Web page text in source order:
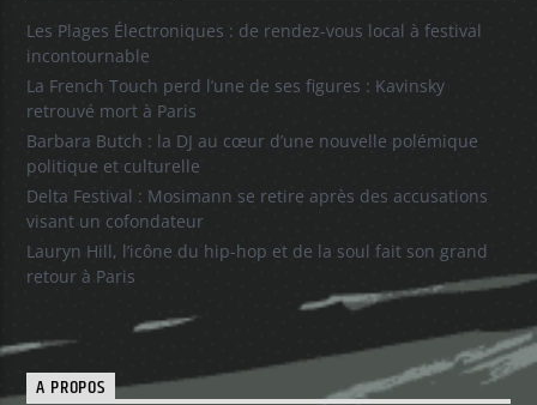
Les Plages Électroniques : de rendez-vous local à festival
incontournable
La French Touch perd l’une de ses figures : Kavinsky
retrouvé mort à Paris
Barbara Butch : la DJ au cœur d’une nouvelle polémique
politique et culturelle
Delta Festival : Mosimann se retire après des accusations
visant un cofondateur
Lauryn Hill, l’icône du hip-hop et de la soul fait son grand
retour à Paris
A PROPOS